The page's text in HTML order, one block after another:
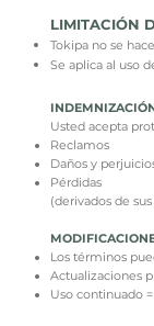
Usted acepta
Reclamos
Daños y
Pérdidas
(derivados de
Los términos
Actualizaciones
Uso continuado
LIMITACIÓN
Tokipa no se
Se aplica al uso